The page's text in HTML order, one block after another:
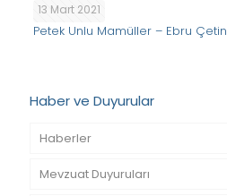
13 Mart 2021
Petek Unlu Mamüller – Ebru Çetin
Haber ve Duyurular
Haberler
Mevzuat Duyuruları